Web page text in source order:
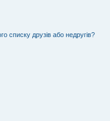
списку друзів або недругів?